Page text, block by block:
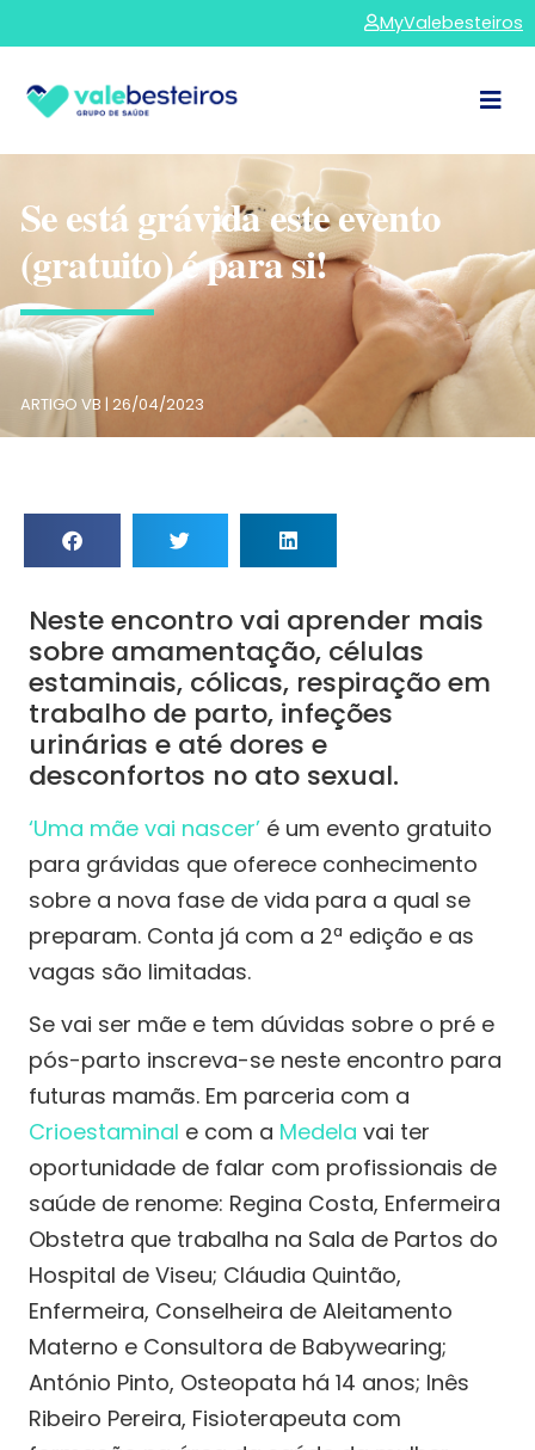
MyValebesteiros
Se está grávida este evento
(gratuito) é para si!
ARTIGO VB | 26/04/2023
Neste encontro vai aprender mais
sobre amamentação, células
estaminais, cólicas, respiração em
trabalho de parto, infeções
urinárias e até dores e
desconfortos no ato sexual.
‘Uma mãe vai nascer’ é um evento gratuito
para grávidas que oferece conhecimento
sobre a nova fase de vida para a qual se
preparam. Conta já com a 2ª edição e as
vagas são limitadas.
Se vai ser mãe e tem dúvidas sobre o pré e
pós-parto inscreva-se neste encontro para
futuras mamãs. Em parceria com a
Crioestaminal e com a Medela vai ter
oportunidade de falar com profissionais de
saúde de renome: Regina Costa, Enfermeira
Obstetra que trabalha na Sala de Partos do
Hospital de Viseu; Cláudia Quintão,
Enfermeira, Conselheira de Aleitamento
Materno e Consultora de Babywearing;
António Pinto, Osteopata há 14 anos; Inês
Ribeiro Pereira, Fisioterapeuta com